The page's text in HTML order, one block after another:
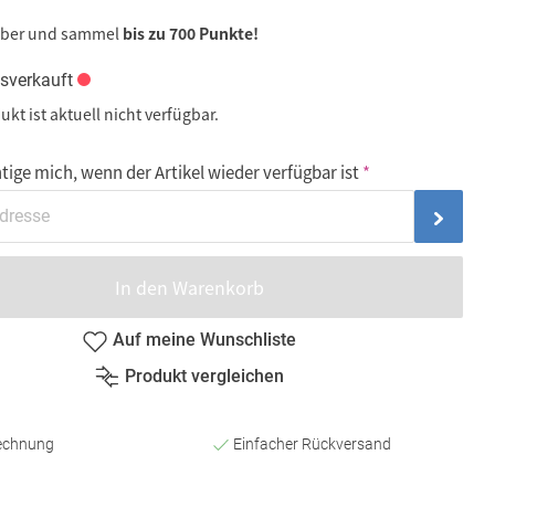
und sammel bis zu 700 Punkte!
ist aktuell nicht verfügbar.
mich, wenn der Artikel wieder verfügbar ist
In den Warenkorb
Auf meine Wunschliste
Produkt vergleichen
Einfacher Rückversand